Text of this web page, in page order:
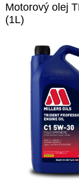
Motorový olej
(1L)